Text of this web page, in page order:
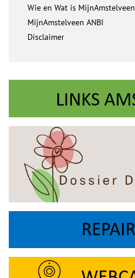
Wie en Wat is MijnAmstelveen
MijnAmstelveen ANBI
Disclaimer